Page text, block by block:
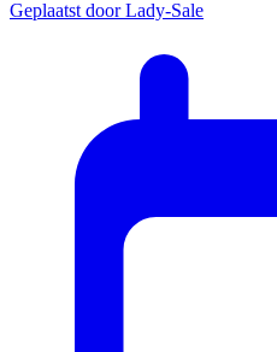
Geplaatst doorLady-Sale